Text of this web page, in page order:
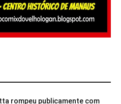
rompeu publicamente com